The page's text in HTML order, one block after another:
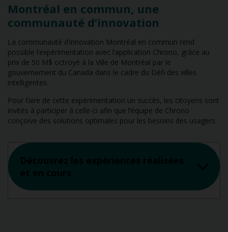
Montréal en commun, une
communauté d’innovation
La communauté d’innovation Montréal en commun rend
possible l’expérimentation avec l’application Chrono, grâce au
prix de 50 M$ octroyé à la Ville de Montréal par le
gouvernement du Canada dans le cadre du Défi des villes
intelligentes.
Pour faire de cette expérimentation un succès, les citoyens sont
invités à participer à celle-ci afin que l’équipe de Chrono
conçoive des solutions optimales pour les besoins des usagers.